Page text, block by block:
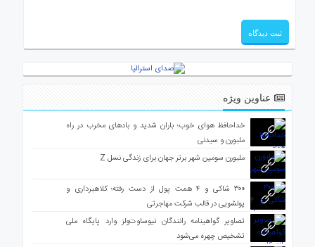
عناوین ویژه
خداحافظ هوای خوب؛ باران شدید و بادهای مخرب در راه
ملبورن و سیدنی
ملبورن سومین شهر برتر جهان برای زندگی نسل Z
۳۰۰ شاکی و ۴ همت پول از دست رفته؛ کلاهبرداری و
پولشویی در قالب شرکت مهاجرتی
تصاویر گواهینامه رانندگان نیوساوت‌ولز وارد پایگاه ملی
تشخیص چهره می‌شود